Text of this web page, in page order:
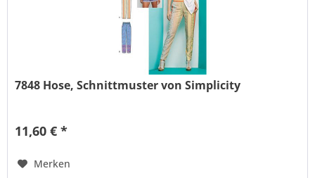
7848 Hose, Schnittmuster von Simplicity
11,60 € *
Merken